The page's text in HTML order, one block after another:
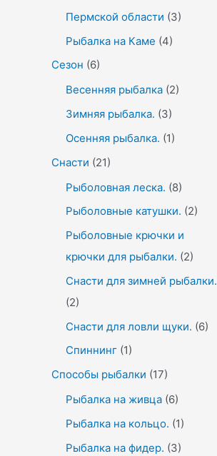
Пермской области (3)
Рыбалка на Каме (4)
Сезон (6)
Весенняя рыбалка (2)
Зимняя рыбалка. (3)
Осенняя рыбалка. (1)
Снасти (21)
Рыболовная леска. (8)
Рыболовные катушки. (2)
Рыболовные крючки и
крючки для рыбалки. (2)
Снасти для зимней рыбалки.
(2)
Снасти для ловли щуки. (6)
Спиннинг (1)
Способы рыбалки (17)
Рыбалка на живца (6)
Рыбалка на кольцо. (1)
Рыбалка на фидер. (3)